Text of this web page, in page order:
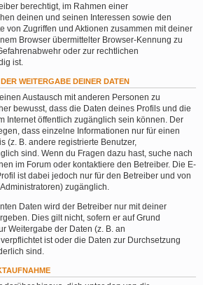
berechtigt, im Rahmen einer
deinen und seinen Interessen sowie den
von Zugriffen und Aktionen zusammen mit deiner
Browser übermittelter Browser-Kennung zu
oder zur rechtlichen
ist.
WEITERGABE DEINER DATEN
Austausch mit anderen Personen zu
bewusst, dass die Daten deines Profils und die
Internet öffentlich zugänglich sein können. Der
dass einzelne Informationen nur für einen
(z. B. andere registrierte Benutzer,
sind. Wenn du Fragen dazu hast, suche nach
im Forum oder kontaktiere den Betreiber. Die E-
ist dabei jedoch nur für den Betreiber und von
zugänglich.
Daten wird der Betreiber nur mit deiner
Dies gilt nicht, sofern er auf Grund
Weitergabe der Daten (z. B. an
ist oder die Daten zur Durchsetzung
sind.